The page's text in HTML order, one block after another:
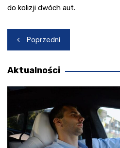
do kolizji dwóch aut.
Nawigacja
wpisu
Poprzedni
Aktualności